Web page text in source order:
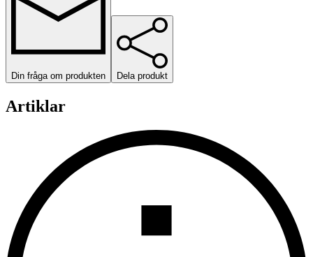
Din fråga om produkten Dela produkt
Artiklar